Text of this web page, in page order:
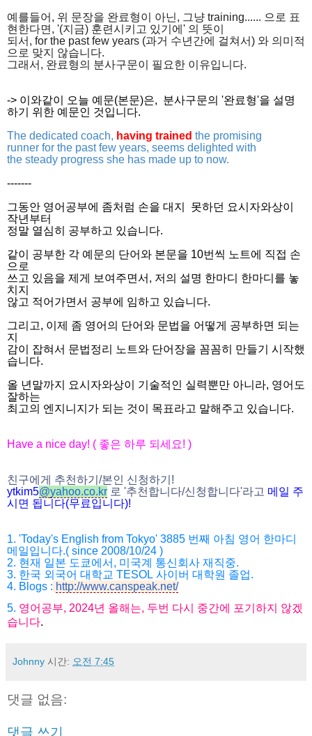
예를들어, 위 문장을 완료형이 아닌, 그냥 training...... 으로 표
현한다면, '(지금) 훈련시키고 있기에' 의 뜻이
되서, for the past few years (과거 수년간에 걸쳐서) 와 의미적
으로 맞지 않습니다.
그래서, 완료형의 분사구문이 필요한 이유입니다.
-> 이와같이 오늘 예문(본문)은, 분사구문의 '완료형'을 설명
하기 위한 예문인 것입니다.
The dedicated coach, having trained the promising
runner for the past few years, seems delighted with
the steady progress she has made up to now.
-------
그동안 영어공부에 좀처럼 손을 대지 못하던 요시자와상이
작년부터
정말 열심히 공부하고 있습니다.
같이 공부한 각 예문의 단어와 본문을 10번씩 노트에 직접 손
으로
쓰고 있음을 제게 보여주면서, 저의 설명 한마디 한마디를 놓
치지
않고 적어가면서 공부에 임하고 있습니다.
그리고, 이제 좀 영어의 단어와 문법을 어떻게 공부하면 되는
지
감이 잡혀서 문법정리 노트와 단어장을 꼼꼼히 만들기 시작했
습니다.
올 년말까지 요시자와상이 기술적인 실력뿐만 아니라, 영어도
잘하는
최고의 엔지니지가 되는 것이 목표라고 말해주고 있습니다.
Have a nice day! ( 좋은 하루 되세요! )
친구에게 추천하기 /본인 신청하기 !
ytkim5@yahoo.co.kr 로 '추천합니다/신청합니다'라고 메일 주
시면 됩니다(무료입니다)!
1. 'Today's English from Tokyo' 3885 번째 아침 영어 한마디
메일입니다.( since 2008/10/24 )
2. 현재 일본 도쿄에서 , 미국계 통신회사 재직중.
3. 한국 외국어 대학교 TESOL 사이버 대학원 졸업.
4. Blogs : http://www.canspeak.net/
5. 영어공부, 2024년 올해는, 두번 다시 중간에 포기하지 않겠
습니다.
Johnny 시간: 오전 7:45
댓글 없음:
댓글 쓰기